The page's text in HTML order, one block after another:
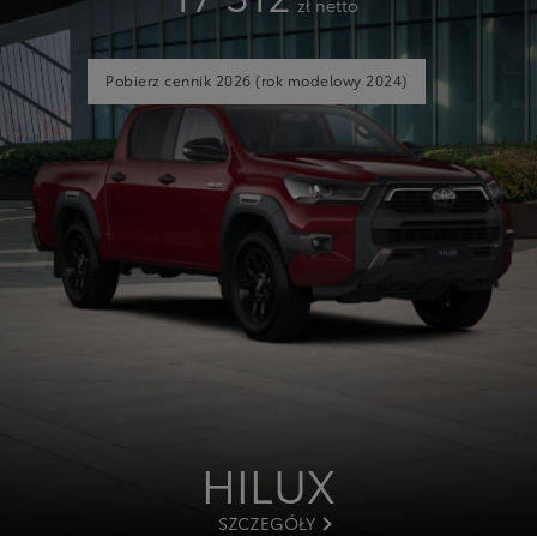
Pobierz cennik 2026(rok modelowy 2024)
HILUX
SZCZEGÓŁY